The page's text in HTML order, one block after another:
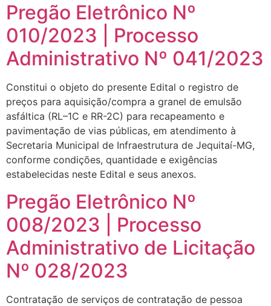
Pregão Eletrônico Nº
010/2023 | Processo
Administrativo Nº 041/2023
Constitui o objeto do presente Edital o registro de
preços para aquisição/compra a granel de emulsão
asfáltica (RL–1C e RR-2C) para recapeamento e
pavimentação de vias públicas, em atendimento à
Secretaria Municipal de Infraestrutura de Jequitaí-MG,
conforme condições, quantidade e exigências
estabelecidas neste Edital e seus anexos.
Pregão Eletrônico Nº
008/2023 | Processo
Administrativo de Licitação
Nº 028/2023
Contratação de serviços de contratação de pessoa